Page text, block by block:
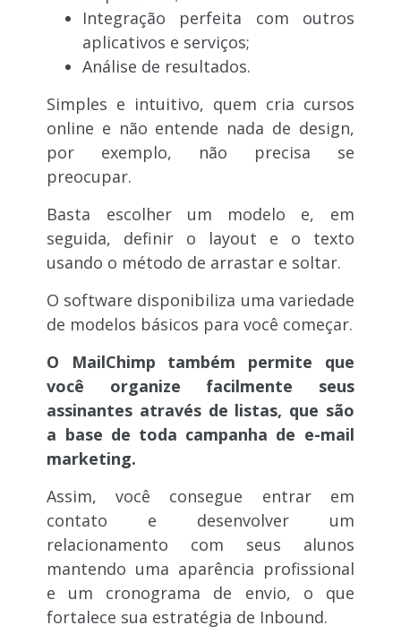
Integração perfeita com outros
aplicativos e serviços;
Análise de resultados.
Simples e intuitivo, quem cria cursos
online e não entende nada de design,
por exemplo, não precisa se
preocupar.
Basta escolher um modelo e, em
seguida, definir o layout e o texto
usando o método de arrastar e soltar.
O software disponibiliza uma variedade
de modelos básicos para você começar.
O MailChimp também permite que
você organize facilmente seus
assinantes através de listas, que são
a base de toda campanha de e-mail
marketing.
Assim, você consegue entrar em
contato e desenvolver um
relacionamento com seus alunos
mantendo uma aparência profissional
e um cronograma de envio, o que
fortalece sua estratégia de Inbound.